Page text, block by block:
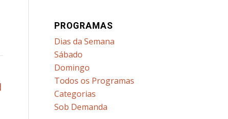
PROGRAMAS
Dias da Semana
Sábado
Domingo
Todos os Programas
Categorias
Sob Demanda